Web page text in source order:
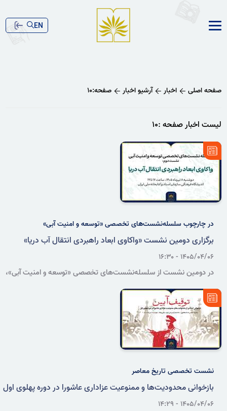
EN
صفحه اصلی اخبار آرشیو اخبار صفحه:۱۰
لیست اخبار صفحه :۱۰
در چارچوب سلسله‌نشست‌های تخصصی «توسعه و امنیت آبی»
برگزاری دومین نشست «واکاوی ابعاد راهبردی انتقال آب دریا»
۱۴۰۵/۰۴/۰۶ - ۱۶:۳۰
در دومین نشست از سلسله‌نشست‌های تخصصی «توسعه و امنیت آبی»،
می‌شود.
نشست تخصصی تاریخ معاصر
بازخوانی محدودیت‌ها و ممنوعیت عزاداری عاشورا در دوره پهلوی اول
۱۴۰۵/۰۴/۰۶ - ۱۴:۲۹